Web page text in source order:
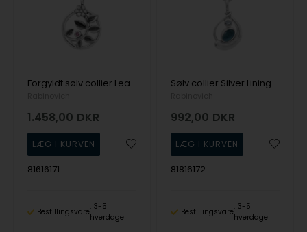
Forgyldt sølv collier Leaf Vine med Pink turmanlin - Rabinovich
1.458,00 DKR
81616171
Bestillingsvare
3-5
hverdage
Sølv collier Silver Lining med London blue topas - Rabinovich
992,00 DKR
81816172
Bestillingsvare
3-5
hverdage